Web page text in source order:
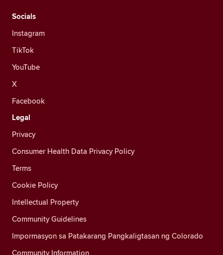
Socials
Instagram
TikTok
YouTube
X
Facebook
Legal
Privacy
Consumer Health Data Privacy Policy
Terms
Cookie Policy
Intellectual Property
Community Guidelines
Impormasyon sa Patakarang Pangkaligtasan ng Colorado
Community Information